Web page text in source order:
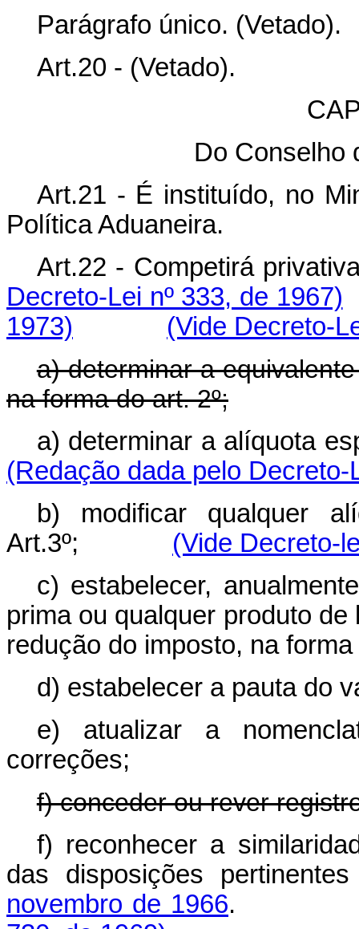
Parágrafo único. (Vetado).
Art.20 - (Vetado).
Do Conselho
Art.21 - É instituído, no
Política Aduaneira.
Art.22 - Competirá
Decreto-Lei nº 333, de 1967)
1973)
(Vide Decreto-
a) determinar a
na forma do art. 2º;
a) determinar a
(Redação dada pelo Decreto-
b) modificar qualquer
Art.3º; (Vide Decreto-
c) estabelecer,
prima ou qualquer produto
redução do imposto, na forma
d) estabelecer a pauta do
e) atualizar a
correções;
f) conceder ou rever
f) reconhecer a
das disposições
novembro de 1966